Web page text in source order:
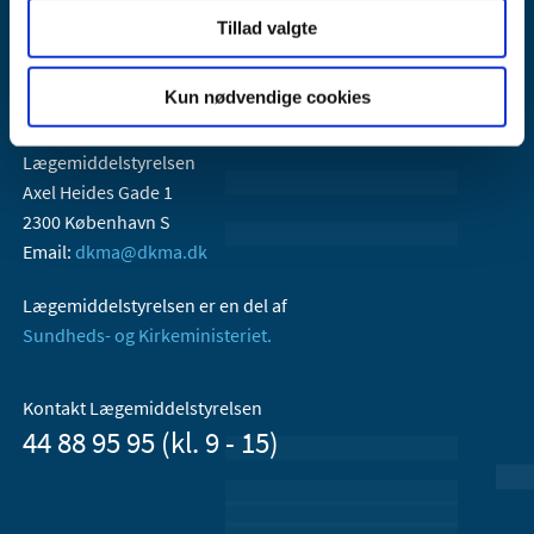
Tillad valgte
Kun nødvendige cookies
Lægemiddelstyrelsen
Axel Heides Gade 1
2300 København S
Email: dkma@dkma.dk
Lægemiddelstyrelsen er en del af
Sundheds- og Kirkeministeriet.
Kontakt Lægemiddelstyrelsen
44 88 95 95 (kl. 9 - 15)